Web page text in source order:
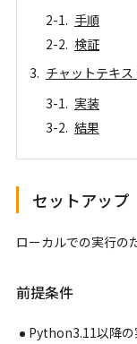
手順
検証
チャットテキ
実装
結果
セットアップ
ローカルでの実行の
前提条件
Python3.11以降の